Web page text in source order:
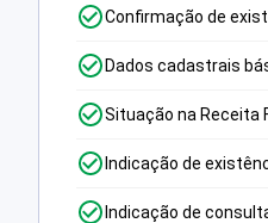
Confirmação de
Dados cadastrais
Situação na Receita
Indicação de
Indicação de